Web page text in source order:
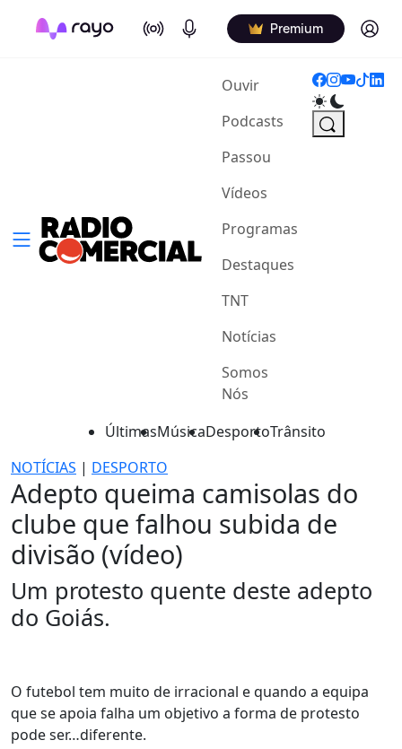
On Air Podcasts Premium Log in
Ouvir(current)
Podcasts
Passou
Vídeos
Programas
Destaques
TNT
Notícias
Somos
Nós
ÚltimasMúsicaDesportoTrânsito
NOTÍCIAS | DESPORTO
Adepto queima camisolas do
clube que falhou subida de
divisão (vídeo)
Um protesto quente deste adepto
do Goiás.
O futebol tem muito de irracional e quando a equipa
que se apoia falha um objetivo a forma de protesto
pode ser…diferente.